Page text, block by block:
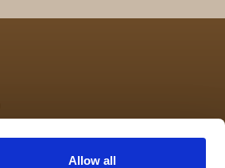
Allow all